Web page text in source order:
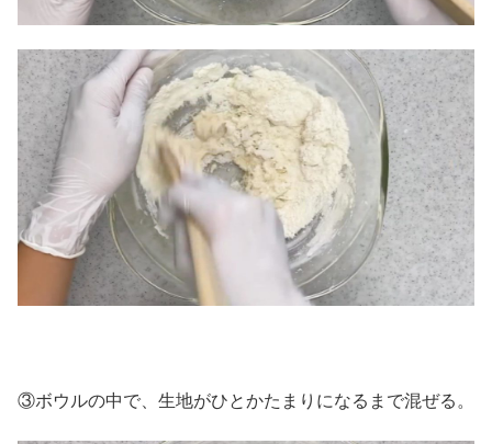
③ボウルの中で、生地がひとかたまりになるまで混ぜる。